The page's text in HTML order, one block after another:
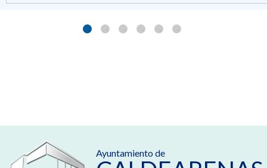
Ayuntamiento de